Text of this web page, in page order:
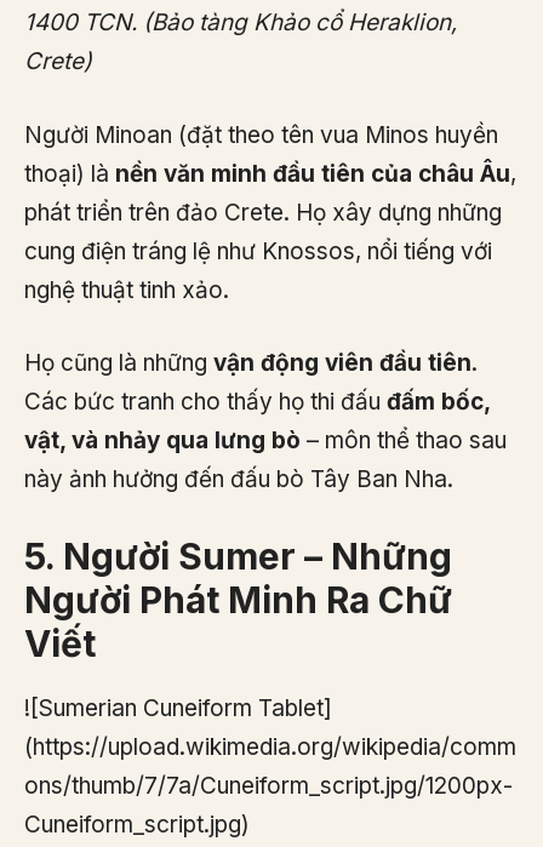
1400 TCN. (Bảo tàng Khảo cổ Heraklion,
Crete)
Người Minoan (đặt theo tên vua Minos huyền
thoại) là nền văn minh đầu tiên của châu Âu,
phát triển trên đảo Crete. Họ xây dựng những
cung điện tráng lệ như Knossos, nổi tiếng với
nghệ thuật tinh xảo.
Họ cũng là những vận động viên đầu tiên.
Các bức tranh cho thấy họ thi đấu đấm bốc,
vật, và nhảy qua lưng bò – môn thể thao sau
này ảnh hưởng đến đấu bò Tây Ban Nha.
5. Người Sumer – Những
Người Phát Minh Ra Chữ
Viết
![Sumerian Cuneiform Tablet]
(https://upload.wikimedia.org/wikipedia/comm
ons/thumb/7/7a/Cuneiform_script.jpg/1200px-
Cuneiform_script.jpg)